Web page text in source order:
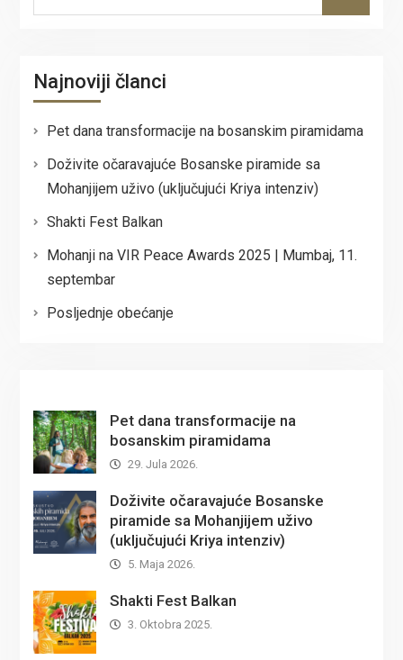
Najnoviji članci
Pet dana transformacije na bosanskim piramidama
Doživite očaravajuće Bosanske piramide sa
Mohanjijem uživo (uključujući Kriya intenziv)
Shakti Fest Balkan
Mohanji na VIR Peace Awards 2025 | Mumbaj, 11.
septembar
Posljednje obećanje
Pet dana transformacije na
bosanskim piramidama
29. Jula 2026.
Doživite očaravajuće Bosanske
piramide sa Mohanjijem uživo
(uključujući Kriya intenziv)
5. Maja 2026.
Shakti Fest Balkan
3. Oktobra 2025.